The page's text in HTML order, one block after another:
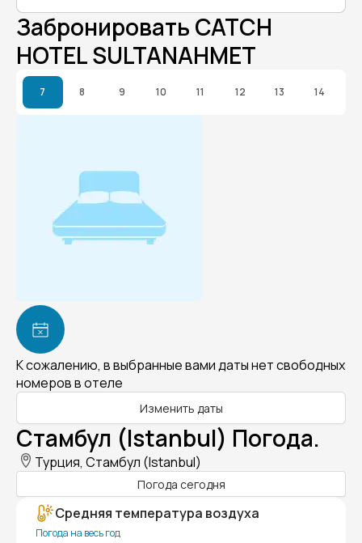
Забронировать CATCH
HOTEL SULTANAHMET
7 8 9 10 11 12 13 14
К сожалению, в выбранные вами даты нет свободных
номеров в отеле
Изменить даты
Стамбул (Istanbul) Погода.
Турция, Стамбул (Istanbul)
Погода сегодня
Средняя температура воздуха
Погода на весь год